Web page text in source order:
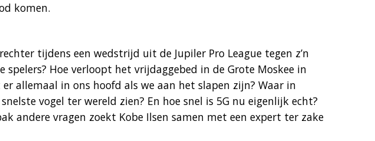
komen.
tijdens een wedstrijd uit de Jupiler Pro League tegen z’n
spelers? Hoe verloopt het vrijdaggebed in de Grote Moskee in
er allemaal in ons hoofd als we aan het slapen zijn? Waar in
vogel ter wereld zien? En hoe snel is 5G nu eigenlijk echt?
andere vragen zoekt Kobe Ilsen samen met een expert ter zake